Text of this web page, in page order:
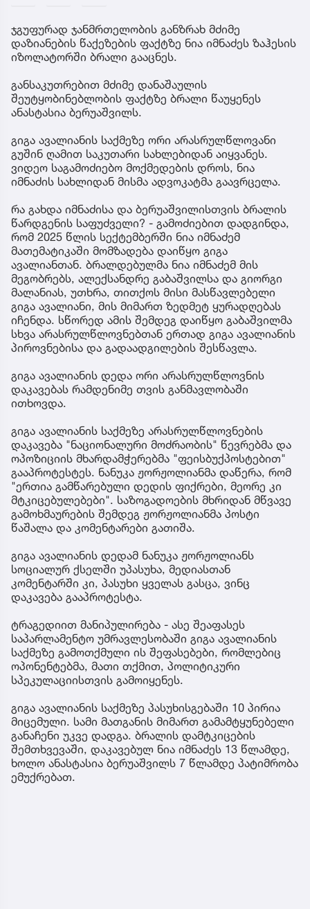
ჯგუფურად ჯანმრთელობის განზრახ მძიმე
დაზიანების წაქეზების ფაქტზე ნია იმნაძეს ზაჰესის
იზოლატორში ბრალი გააცნეს.
განსაკუთრებით მძიმე დანაშაულის
შეუტყობინებლობის ფაქტზე ბრალი წაუყენეს
ანასტასია ბერუაშვილს.
გიგა ავალიანის საქმეზე ორი არასრულწლოვანი
გუშინ ღამით საკუთარი სახლებიდან აიყვანეს.
ვიდეო საგამოძიებო მოქმედების დროს, ნია
იმნაძის სახლიდან მისმა ადვოკატმა გაავრცელა.
რა გახდა იმნაძისა და ბერუაშვილისთვის ბრალის
წარდგენის საფუძველი? - გამოძიებით დადგინდა,
რომ 2025 წლის სექტემბერში ნია იმნაძემ
მათემატიკაში მომზადება დაიწყო გიგა
ავალიანთან. ბრალდებულმა ნია იმნაძემ მის
მეგობრებს, ალექსანდრე გაბაშვილსა და გიორგი
მალანიას, უთხრა, თითქოს მისი მასწავლებელი
გიგა ავალიანი, მის მიმართ ზედმეტ ყურადღებას
იჩენდა. სწორედ ამის შემდეგ დაიწყო გაბაშვილმა
სხვა არასრულწლოვნებთან ერთად გიგა ავალიანის
პიროვნებისა და გადაადგილების შესწავლა.
გიგა ავალიანის დედა ორი არასრულწლოვნის
დაკავებას რამდენიმე თვის განმავლობაში
ითხოვდა.
გიგა ავალიანის საქმეზე არასრულწლოვნების
დაკავება "ნაციონალური მოძრაობის" წევრებმა და
ოპოზიციის მხარდამჭერებმა "ფეისბუქპოსტებით"
გააპროტესტეს. ნანუკა ჟორჟოლიანმა დაწერა, რომ
"ერთია გამწარებული დედის ფიქრები, მეორე კი
მტკიცებულებები". საზოგადოების მხრიდან მწვავე
გამოხმაურების შემდეგ ჟორჟოლიანმა პოსტი
წაშალა და კომენტარები გათიშა.
გიგა ავალიანის დედამ ნანუკა ჟორჟოლიანს
სოციალურ ქსელში უპასუხა, მედიასთან
კომენტარში კი, პასუხი ყველას გასცა, ვინც
დაკავება გააპროტესტა.
ტრაგედიით მანიპულირება - ასე შეაფასეს
საპარლამენტო უმრავლესობაში გიგა ავალიანის
საქმეზე გამოთქმული ის შეფასებები, რომლებიც
ოპონენტებმა, მათი თქმით, პოლიტიკური
სპეკულაციისთვის გამოიყენეს.
გიგა ავალიანის საქმეზე პასუხისგებაში 10 პირია
მიცემული. სამი მათგანის მიმართ გამამტყუნებელი
განაჩენი უკვე დადგა. ბრალის დამტკიცების
შემთხვევაში, დაკავებულ ნია იმნაძეს 13 წლამდე,
ხოლო ანასტასია ბერუაშვილს 7 წლამდე პატიმრობა
ემუქრებათ.